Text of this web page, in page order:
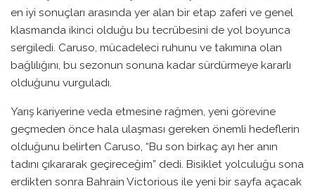
en iyi sonuçları arasında yer alan bir etap zaferi ve genel
klasmanda ikinci olduğu bu tecrübesini de yol boyunca
sergiledi. Caruso, mücadeleci ruhunu ve takımına olan
bağlılığını, bu sezonun sonuna kadar sürdürmeye kararlı
olduğunu vurguladı.
Yarış kariyerine veda etmesine rağmen, yeni görevine
geçmeden önce hala ulaşması gereken önemli hedeflerin
olduğunu belirten Caruso, “Bu son birkaç ayı her anın
tadını çıkararak geçireceğim” dedi. Bisiklet yolculuğu sona
erdikten sonra Bahrain Victorious ile yeni bir sayfa açacak